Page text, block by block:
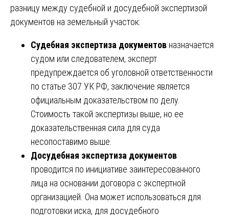
разницу между судебной и досудебной экспертизой
документов на земельный участок:
Судебная экспертиза документов назначается
судом или следователем, эксперт
предупреждается об уголовной ответственности
по статье 307 УК РФ, заключение является
официальным доказательством по делу.
Стоимость такой экспертизы выше, но ее
доказательственная сила для суда
несопоставимо выше.
Досудебная экспертиза документов
проводится по инициативе заинтересованного
лица на основании договора с экспертной
организацией. Она может использоваться для
подготовки иска, для досудебного